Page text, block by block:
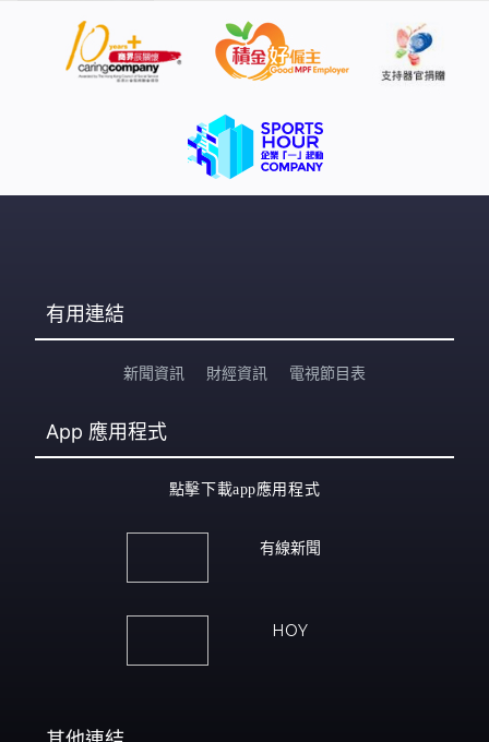
有用連結
新聞資訊 財經資訊 電視節目表
App 應用程式
點擊下載app應用程式
有線新聞
HOY